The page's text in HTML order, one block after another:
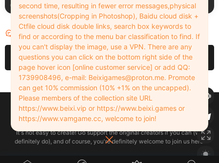
2周前 2周前
评论 3
请先登录
Copyleft © 2022-2026 beixi.vip - All Rights Freedom！
创作不易！有能力的同学可以去支持一下原创作者（我们绝对支持），当然
了，您加入这里我们也绝对欢迎！
It's not easy to create! Go support the original creators if you can (we
definitely do), and of course, you're definitely welcome to join us here!
second time, resulting in fewer error messages,physical
screenshots(Cropping in Photoshop), Baidu cloud disk +
Ctfile cloud disk double links, search box keywords to
find or according to the menu bar classification to find. If
you can't display the image, use a VPN. There are any
questions you can click on the bottom right side of the
page hover icon [online customer service] or add QQ:
1739908496, e-mail: Beixigames@proton.me. Promote
can get 10% commission (10% +1% on the uncapped).
Please members of the collection site URL
https://www.beixi.vip or https://www.beixi.games or
https://www.vamgame.cc, welcome to join!